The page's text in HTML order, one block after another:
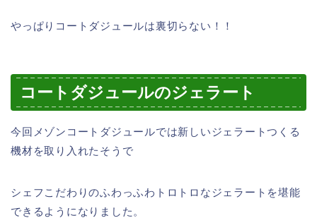
やっぱりコートダジュールは裏切らない！！
コートダジュールのジェラート
今回メゾンコートダジュールでは新しいジェラートつくる
機材を取り入れたそうで
シェフこだわりのふわっふわトロトロなジェラートを堪能
できるようになりました。